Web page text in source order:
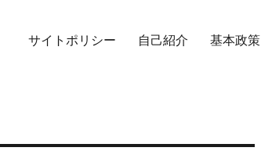
サイトポリシー 自己紹介 基本政策